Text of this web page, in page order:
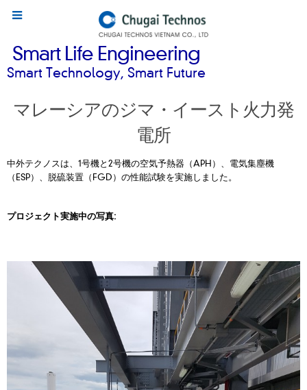
Smart Life Engineering
Smart Technology, Smart Future
マレーシアのジマ・イースト火力発
電所
中外テクノスは、1号機と2号機の空気予熱器（APH）、電気集塵機
（ESP）、脱硫装置（FGD）の性能試験を実施しました。
プロジェクト実施中の写真: